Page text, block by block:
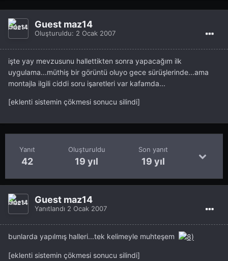
Guest maz14
Oluşturuldu: 2 Ocak 2007
işte yay mevzusunu hallettikten sonra yapacağım ilk
uygulama...müthiş bir görüntü oluyo gece sürüşlerinde...ama
montajla ilgili ciddi soru işaretleri var kafamda...
[eklenti sistemin çökmesi sonucu silindi]
Yanıt
42
Oluşturuldu
19 yıl
Son yanıt
19 yıl
Guest maz14
Yanıtlandı 2 Ocak 2007
bunlarda yapılmış halleri...tek kelimeyle muhteşem
[eklenti sistemin çökmesi sonucu silindi]